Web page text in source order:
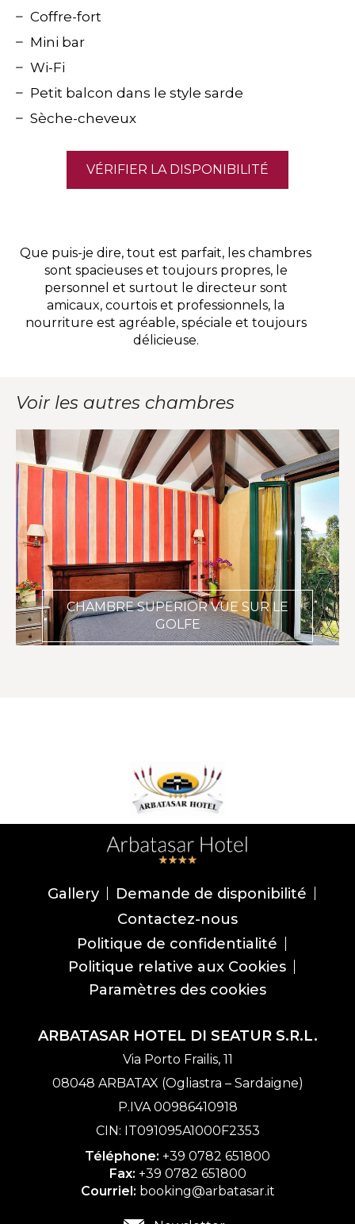
Coffre-fort
Mini bar
Wi-Fi
Petit balcon dans le style sarde
Sèche-cheveux
VÉRIFIER LA DISPONIBILITÉ
Que puis-je dire, tout est parfait, les chambres
sont spacieuses et toujours propres, le
personnel et surtout le directeur sont
amicaux, courtois et professionnels, la
nourriture est agréable, spéciale et toujours
délicieuse.
Voir les autres chambres
CHAMBRE SUPERIOR VUE SUR LE
GOLFE
Gallery
Demande de disponibilité
Contactez-nous
Politique de confidentialité
Politique relative aux Cookies
Paramètres des cookies
ARBATASAR HOTEL DI SEATUR S.R.L.
Via Porto Frailis, 11
08048 ARBATAX (Ogliastra – Sardaigne)
P.IVA 00986410918
CIN: IT091095A1000F2353
Téléphone: +39 0782 651800
Fax: +39 0782 651800
Courriel: booking@arbatasar.it